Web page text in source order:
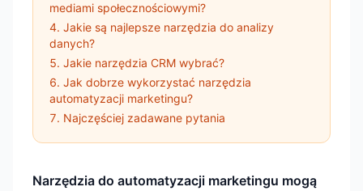
mediami społecznościowymi?
Jakie są najlepsze narzędzia do analizy
danych?
Jakie narzędzia CRM wybrać?
Jak dobrze wykorzystać narzędzia
automatyzacji marketingu?
Najczęściej zadawane pytania
Narzędzia do automatyzacji marketingu mogą